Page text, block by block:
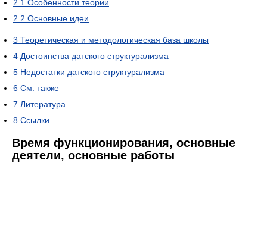
2.1 Особенности теории
2.2 Основные идеи
3 Теоретическая и методологическая база школы
4 Достоинства датского структурализма
5 Недостатки датского структурализма
6 См. также
7 Литература
8 Ссылки
Время функционирования, основные
деятели, основные работы